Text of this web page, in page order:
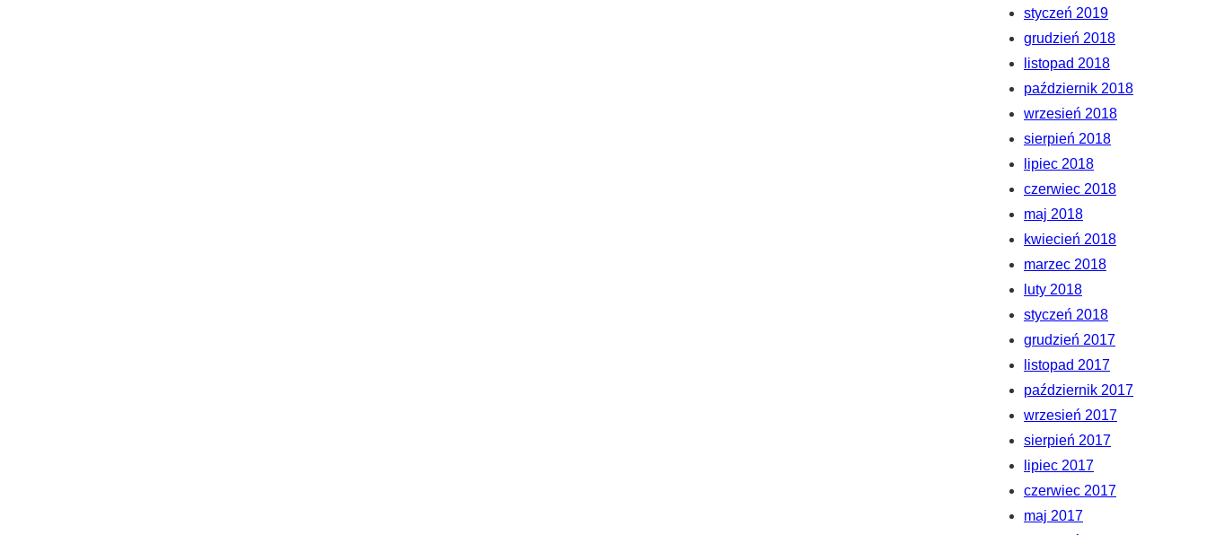
styczeń 2019
grudzień 2018
listopad 2018
październik 2018
wrzesień 2018
sierpień 2018
lipiec 2018
czerwiec 2018
maj 2018
kwiecień 2018
marzec 2018
luty 2018
styczeń 2018
grudzień 2017
listopad 2017
październik 2017
wrzesień 2017
sierpień 2017
lipiec 2017
czerwiec 2017
maj 2017